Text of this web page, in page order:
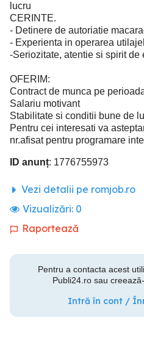
lucru
CERINTE.
- Detinere de autoriatie
- Experienta in operarea
-Seriozitate, atentie si spirit de
OFERIM:
Contract de munca pe
Salariu motivant
Stabilitate si conditii bune de
Pentru cei interesati va
nr.afisat pentru programare
ID anunț: 1776755973
Vezi detalii pe romjob.ro
Vizualizări: 0
Raportează
Pentru a contacta acest
Publi24.ro sau
Intră în cont /